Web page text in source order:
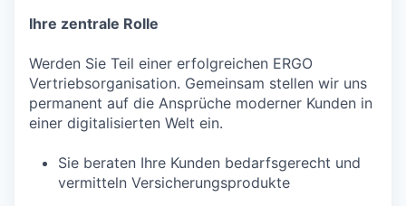
Ihre zentrale Rolle
Werden Sie Teil einer erfolgreichen ERGO
Vertriebsorganisation. Gemeinsam stellen wir uns
permanent auf die Ansprüche moderner Kunden in
einer digitalisierten Welt ein.
Sie beraten Ihre Kunden bedarfsgerecht und
vermitteln Versicherungsprodukte